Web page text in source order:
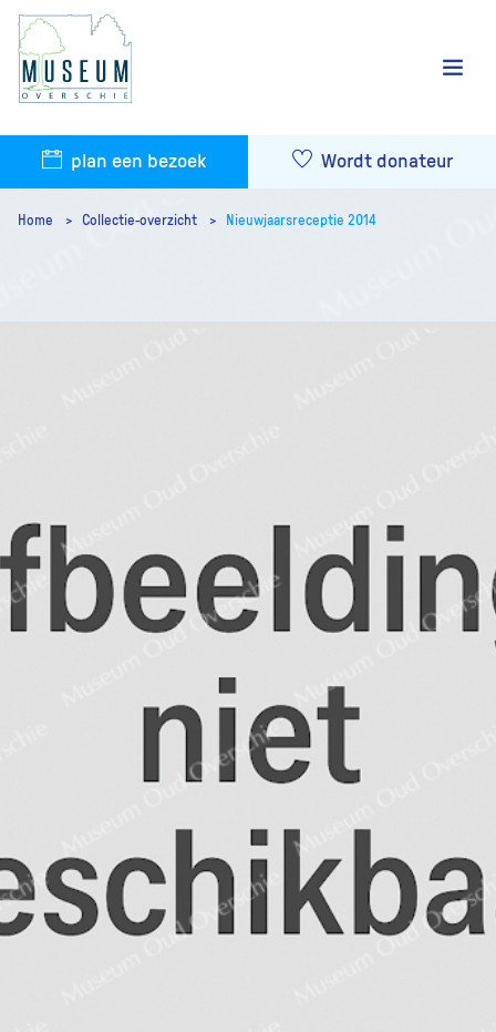
plan een bezoek Wordt donateur
Home Collectie-overzicht Nieuwjaarsreceptie 2014